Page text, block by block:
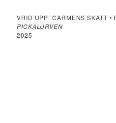
VRID UPP: CARMENS SKATT •
PICKALURVEN
2025